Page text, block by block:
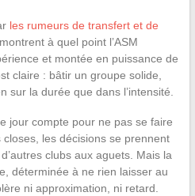
les rumeurs de transfert et de
à quel point l’ASM
et montée en puissance de
claire : bâtir un groupe solide,
sur la durée que dans l’intensité.
jour compte pour ne pas se faire
les décisions se prennent
clubs aux aguets. Mais la
déterminée à ne rien laisser au
ni approximation, ni retard.